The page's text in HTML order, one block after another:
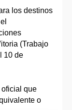
los destinos
(Trabajo
10 de
que
o